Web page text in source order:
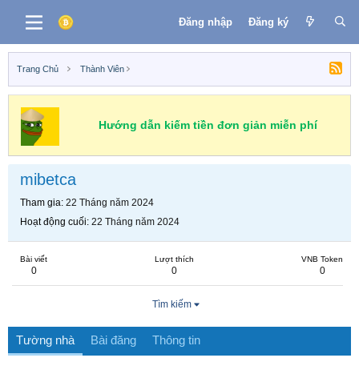
Đăng nhập Đăng ký
Trang Chủ Thành Viên
Hướng dẫn kiếm tiền đơn giản miễn phí
mibetca
Tham gia 22 Tháng năm 2024
Hoạt động cuối 22 Tháng năm 2024
Bài viết
0
Lượt thích
0
VNB Token
0
Tìm kiếm
Tường nhà Bài đăng Thông tin